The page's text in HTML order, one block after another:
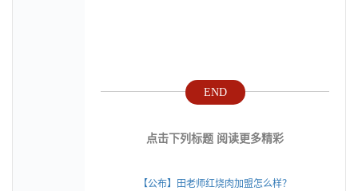
END
点击下列标题 阅读更多精彩
【公布】田老师红烧肉加盟怎么样？